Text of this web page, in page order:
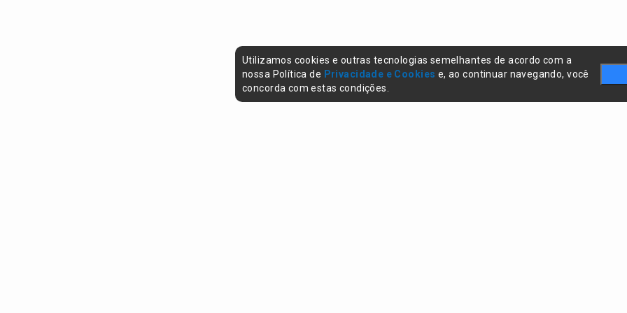
Utilizamos cookies e outras tecnologias semelhantes de acordo com a
nossa Política de Privacidade e Cookies e, ao continuar navegando, você
concorda com estas condições.